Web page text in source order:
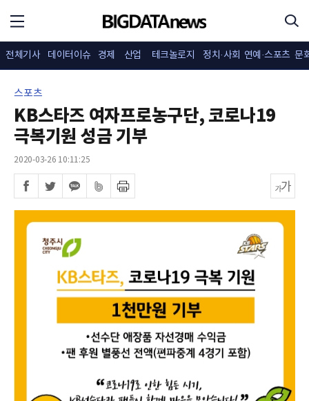
전체기사 데이터이슈 경제 산업 테크놀로지 정치·사회 연예·스포츠 문
스포츠
KB스타즈 여자프로농구단, 코로나19
극복기원 성금 기부
2020-03-26 10:11:25